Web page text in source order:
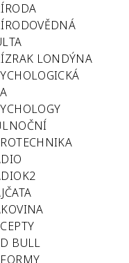
LONDÝNA
BULL